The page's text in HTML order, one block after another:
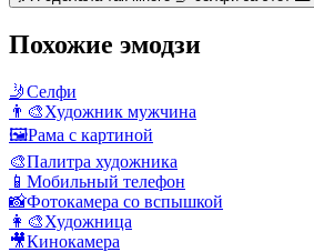
Похожие эмодзи
🤳Селфи
👨‍🎨Художник мужчина
🖼️Рама с картиной
🎨Палитра художника
📱 Мобильный телефон
📸Фотокамера со вспышкой
👩‍🎨Художница
🎥Кинокамера